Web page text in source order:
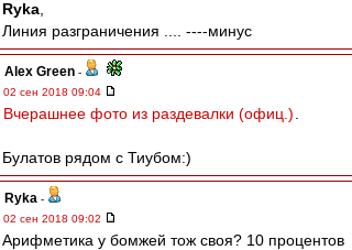
Ryka
Линия разграничения .... ----минус
Alex Green -
02 сен 2018 09:04
Вчерашнее фото из раздевалки (офиц.)
Булатов рядом с Тиубом:)
Ryka -
02 сен 2018 09:02
Арифметика у бомжей тож своя? 10 процентов